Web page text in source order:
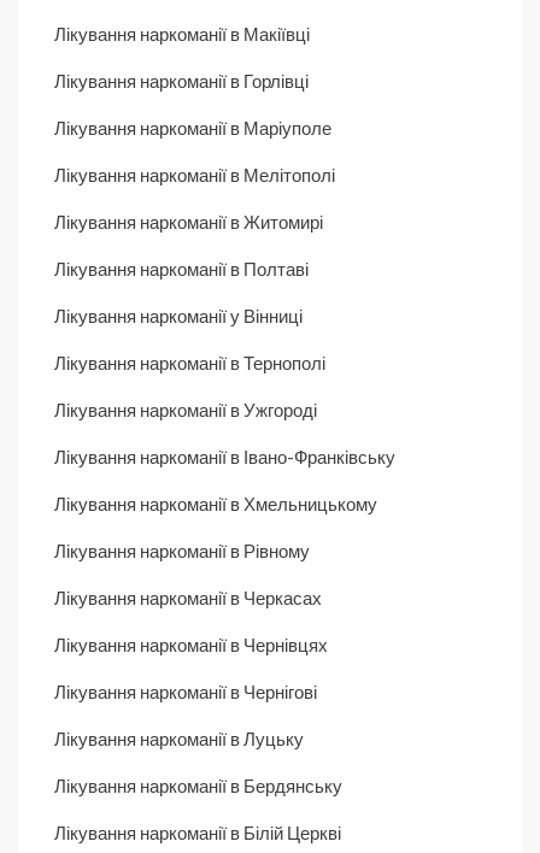
Лікування наркоманії в Макіївці
Лікування наркоманії в Горлівці
Лікування наркоманії в Маріуполе
Лікування наркоманії в Мелітополі
Лікування наркоманії в Житомирі
Лікування наркоманії в Полтаві
Лікування наркоманії у Вінниці
Лікування наркоманії в Тернополі
Лікування наркоманії в Ужгороді
Лікування наркоманії в Івано-Франківську
Лікування наркоманії в Хмельницькому
Лікування наркоманії в Рівному
Лікування наркоманії в Черкасах
Лікування наркоманії в Чернівцях
Лікування наркоманії в Чернігові
Лікування наркоманії в Луцьку
Лікування наркоманії в Бердянську
Лікування наркоманії в Білій Церкві